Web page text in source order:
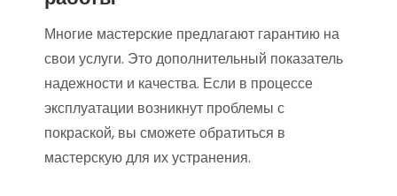
Многие мастерские предлагают гарантию на
свои услуги. Это дополнительный показатель
надежности и качества. Если в процессе
эксплуатации возникнут проблемы с
покраской, вы сможете обратиться в
мастерскую для их устранения.